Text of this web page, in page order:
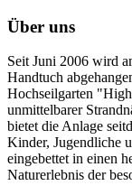
Über uns
Seit Juni 2006 wird
Handtuch
Hochseilgarten
unmittelbarer
bietet die Anlage
Kinder, Jugendliche
eingebettet in einen
Naturerlebnis der